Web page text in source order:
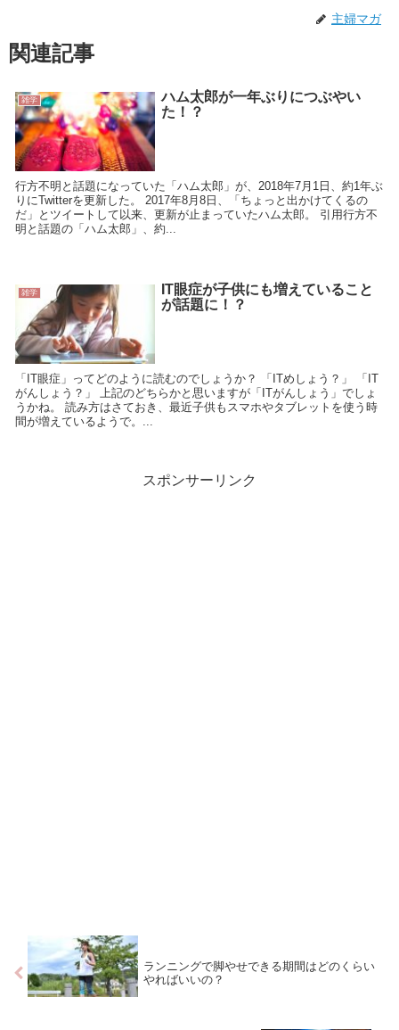
主婦マガ
関連記事
雑学
ハム太郎が一年ぶりにつぶやい
た！？
行方不明と話題になっていた「ハム太郎」が、2018年7月1日、約1年ぶ
りにTwitterを更新した。 2017年8月8日、「ちょっと出かけてくるの
だ」とツイートして以来、更新が止まっていたハム太郎。 引用行方不
明と話題の「ハム太郎」、約...
雑学
IT眼症が子供にも増えていること
が話題に！？
「IT眼症」ってどのように読むのでしょうか？ 「ITめしょう？」 「IT
がんしょう？」 上記のどちらかと思いますが「ITがんしょう」でしょ
うかね。 読み方はさておき、最近子供もスマホやタブレットを使う時
間が増えているようで。...
スポンサーリンク
ランニングで脚やせできる期間はどのくらい
やればいいの？